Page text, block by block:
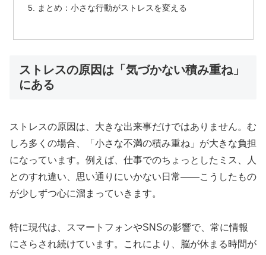
まとめ：小さな行動がストレスを変える
ストレスの原因は「気づかない積み重ね」
にある
ストレスの原因は、大きな出来事だけではありません。む
しろ多くの場合、「小さな不満の積み重ね」が大きな負担
になっています。例えば、仕事でのちょっとしたミス、人
とのすれ違い、思い通りにいかない日常――こうしたもの
が少しずつ心に溜まっていきます。
特に現代は、スマートフォンやSNSの影響で、常に情報
にさらされ続けています。これにより、脳が休まる時間が